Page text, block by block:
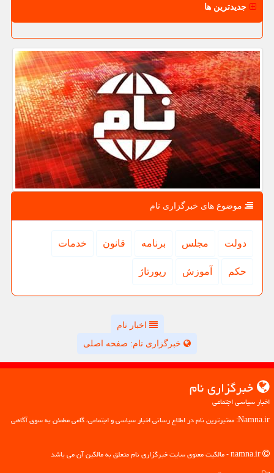
جدیدترین ها
موضوع های خبرگزاری نام
دولت مجلس برنامه قانون خدمات
حكم آموزش رپورتاژ
اخبار نام
خبرگزاری نام: صفحه اصلی
خبرگزاری نام
اخبار سیاسی اجتماعی
Namna.ir: معتبرترین نام در اطلاع رسانی اخبار سیاسی و اجتماعی، گامی مطمئن به سوی آگاهی